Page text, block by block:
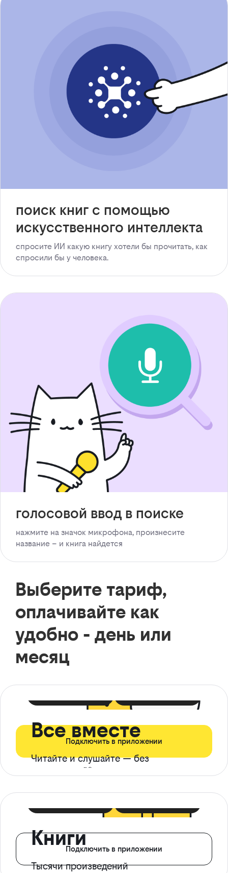
поиск книг с помощью
искусственного интеллекта
спросите ИИ какую книгу хотели бы прочитать, как
спросили бы у человека.
голосовой ввод в поиске
нажмите на значок микрофона, произнесите
название – и книга найдется
Выберите тариф,
оплачивайте как
удобно - день или
месяц
Все вместе
Читайте и слушайте — без
ограничений*
Подключить в приложении
Книги
Тысячи произведений
Подключить в приложении